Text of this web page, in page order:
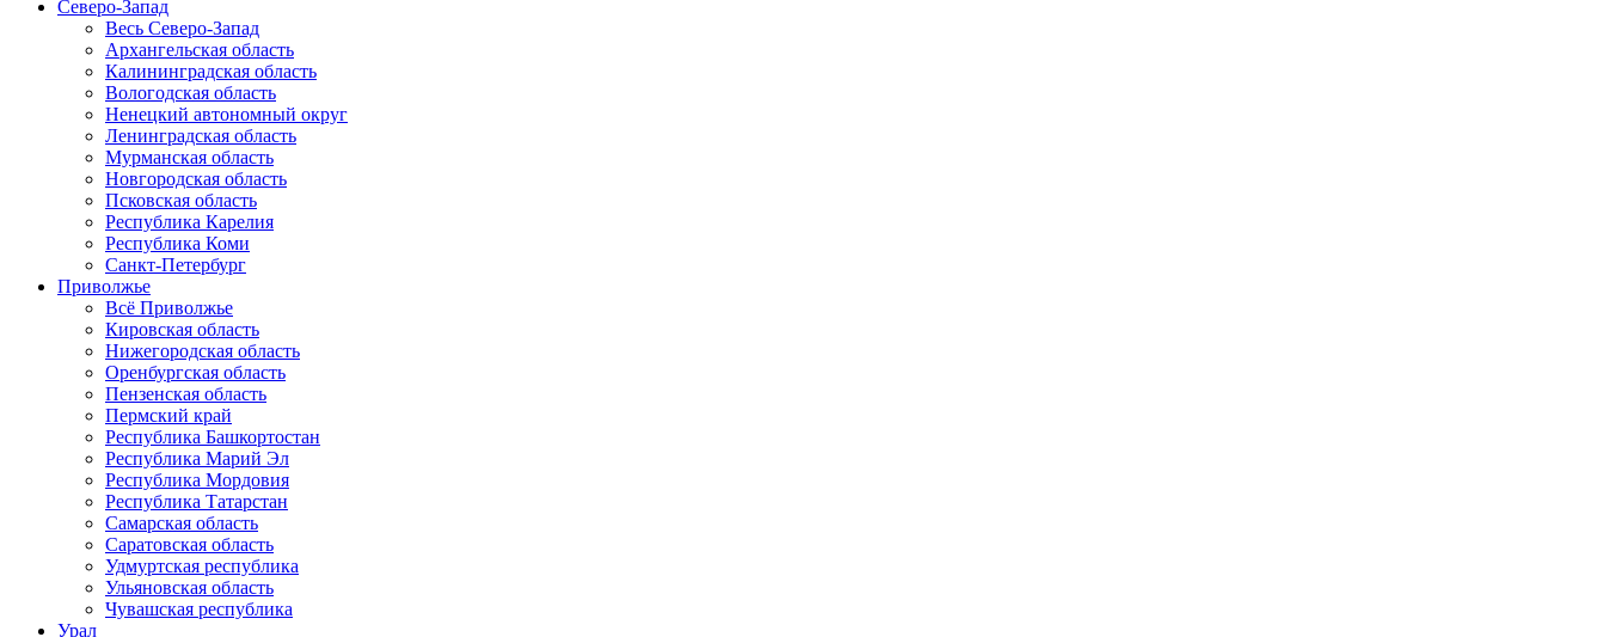
Северо-Запад
Весь Северо-Запад
Архангельская область
Калининградская область
Вологодская область
Ненецкий автономный округ
Ленинградская область
Мурманская область
Новгородская область
Псковская область
Республика Карелия
Республика Коми
Санкт-Петербург
Приволжье
Всё Приволжье
Кировская область
Нижегородская область
Оренбургская область
Пензенская область
Пермский край
Республика Башкортостан
Республика Марий Эл
Республика Мордовия
Республика Татарстан
Самарская область
Саратовская область
Удмуртская республика
Ульяновская область
Чувашская республика
Урал